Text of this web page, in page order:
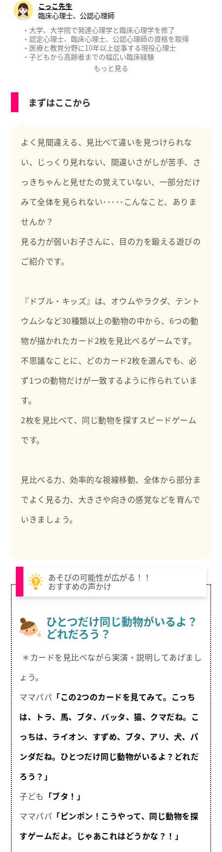
こっこ先生
臨床心理士、公認心理師
・大学、大学院で発達心理学と臨床心理学を修了
・認定心理士、臨床心理士、公認心理師の資格を取得
・医療と教育分野に10年以上従事する現役心理士
・子どもから高齢者までの幅広い臨床経験
・厚生労働省認可のもと公認心理師実習指導者として後
・教育委員会の教育相談
・国立、大学病院等の精神科、心療内科、神経科、児童
【職務経歴】
・心理相談、カウンセリング、心理療法、プレイセラピ
・心理検査（発達/知能/性格/認知/うつ/不安等）
・心理実習生の指導
・大学や研修会での講師
・Podcastラジオパーソナリティ
もっと見る
まずはここから
よく見間違える、見比べて違いを見つけられな
い、じっくり見れない、間違いさがしが苦手、さ
っきちゃんと見せたの覚えていない、一部分だけ
みて全体を見られない･････こんなこと、ありま
せんか？
見る力が弱いお子さんに、目の力を鍛える遊びの
ご紹介です。
『ドブル・キッズ』は、オウムやラクダ、テント
ウムシなど30種類以上の動物の中から、6つの動
物が描かれたカード2枚を見比べるゲームです。
不思議なことに、どのカード2枚を選んでも、必
ず1つの動物だけが一致するように作られていま
す。
2枚を見比べて、同じ動物を探すスピードゲーム
です。
見比べる力、効率的な視線移動、全体から部分ま
でよく見る力、大きさや向きの感覚などを育んで
いきましょう。
あそびの可能性が広がる！！
おすすめの声かけ
ひとつだけ同じ動物がいるよ？
どれだろう？
＊カードを見比べながら実演・説明してあげまし
ょう。
ママパパ 「この2つのカードを見てみて。こっち
は、トラ、馬、ブタ、バッタ、猫、クマだね。こ
っちは、ライオン、すずめ、ブタ、アリ、犬、パ
ンダだね。ひとつだけ同じ動物がいるよ？どれだ
ろう？」
子ども 「ブタ！」
ママパパ 「ピンポン！こうやって、同じ動物を探
すゲームだよ。じゃあこれはどうかな？！」